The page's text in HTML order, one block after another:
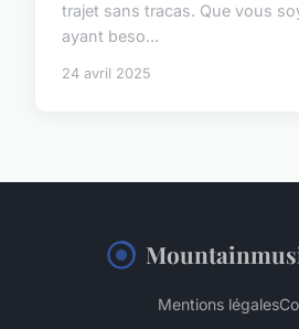
trajet sans tracas. Que vous
ayant beso...
24 avril 2025
Mentions légales